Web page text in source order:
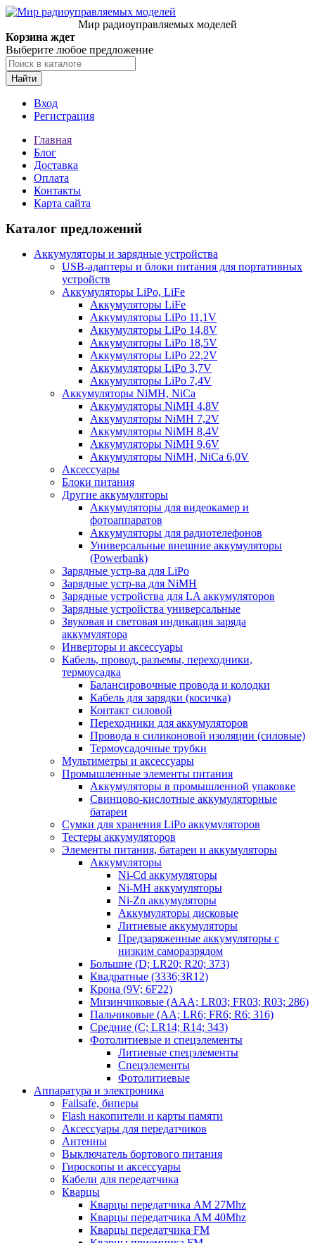
Мир радиоуправляемых моделей
Корзина ждет
Выберите любое предложение
Найти
Вход
Регистрация
Главная
Блог
Доставка
Оплата
Контакты
Карта сайта
Каталог предложений
Аккумуляторы и зарядные устройства
USB-адаптеры и блоки питания для портативных
устройств
Аккумуляторы LiPo, LiFe
Аккумуляторы LiFe
Аккумуляторы LiPo 11,1V
Аккумуляторы LiPo 14,8V
Аккумуляторы LiPo 18,5V
Аккумуляторы LiPo 22,2V
Аккумуляторы LiPo 3,7V
Аккумуляторы LiPo 7,4V
Аккумуляторы NiMH, NiCa
Аккумуляторы NiMH 4,8V
Аккумуляторы NiMH 7,2V
Аккумуляторы NiMH 8,4V
Аккумуляторы NiMH 9,6V
Аккумуляторы NiMH, NiCa 6,0V
Аксессуары
Блоки питания
Другие аккумуляторы
Аккумуляторы для видеокамер и
фотоаппаратов
Аккумуляторы для радиотелефонов
Универсальные внешние аккумуляторы
(Powerbank)
Зарядные устр-ва для LiPo
Зарядные устр-ва для NiMH
Зарядные устройства для LA аккумуляторов
Зарядные устройства универсальные
Звуковая и световая индикация заряда
аккумулятора
Инверторы и аксессуары
Кабель, провод, разъемы, переходники,
термоусадка
Балансировочные провода и колодки
Кабель для зарядки (косичка)
Контакт силовой
Переходники для аккумуляторов
Провода в силиконовой изоляции (силовые)
Термоусадочные трубки
Мультиметры и аксессуары
Промышленные элементы питания
Аккумуляторы в промышленной упаковке
Свинцово-кислотные аккумуляторные
батареи
Сумки для хранения LiPo аккумуляторов
Тестеры аккумуляторов
Элементы питания, батареи и аккумуляторы
Аккумуляторы
Ni-Cd аккумуляторы
Ni-MH аккумуляторы
Ni-Zn аккумуляторы
Аккумуляторы дисковые
Литиевые аккумуляторы
Предзаряженные аккумуляторы с
низким саморазрядом
Большие (D; LR20; R20; 373)
Квадратные (3336;3R12)
Крона (9V; 6F22)
Мизинчиковые (AAA; LR03; FR03; R03; 286)
Пальчиковые (AA; LR6; FR6; R6; 316)
Средние (C; LR14; R14; 343)
Фотолитиевые и спецэлементы
Литиевые спецэлементы
Спецэлементы
Фотолитиевые
Аппаратура и электроника
Failsafe, биперы
Flash накопители и карты памяти
Аксессуары для передатчиков
Антенны
Выключатель бортового питания
Гироскопы и аксессуары
Кабели для передатчика
Кварцы
Кварцы передатчика AM 27Mhz
Кварцы передатчика AM 40Mhz
Кварцы передатчика FM